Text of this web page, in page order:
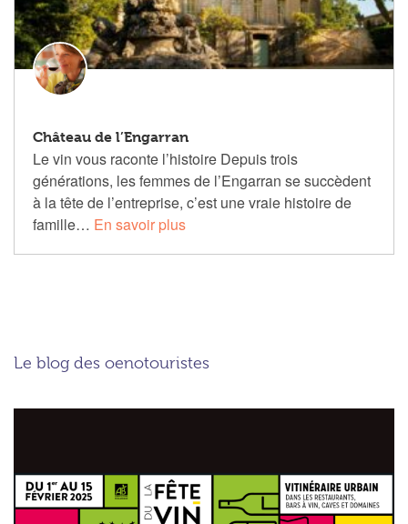
Château de l’Engarran
Le vin vous raconte l’histoire Depuis trois
générations, les femmes de l’Engarran se succèdent
à la tête de l’entreprise, c’est une vraie histoire de
famille… En savoir plus
Le blog des oenotouristes